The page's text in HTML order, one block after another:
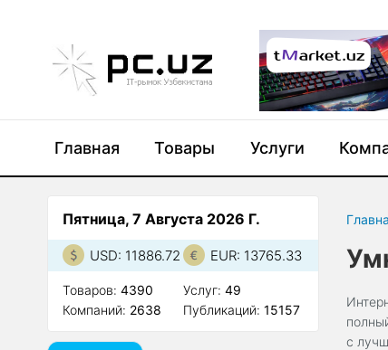
Главная Товары Услуги
с
Пятница, 7 Августа 2026 Г.
USD: 11886.72 EUR: 13765.33
Товаров: 4390
Компаний: 2638
Услуг:49
Публикаций:15157